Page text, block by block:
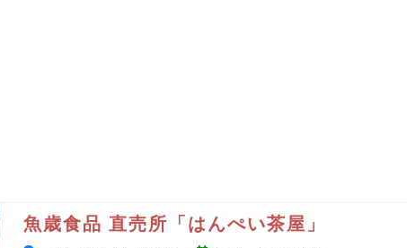
魚歳食品 直売所「はんぺい茶屋」